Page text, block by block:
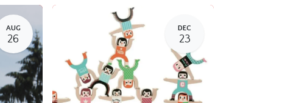
AUG
26
DEC
23